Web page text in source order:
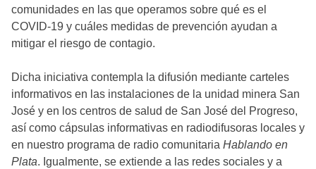
comunidades en las que operamos sobre qué es el
COVID-19 y cuáles medidas de prevención ayudan a
mitigar el riesgo de contagio.
Dicha iniciativa contempla la difusión mediante carteles
informativos en las instalaciones de la unidad minera San
José y en los centros de salud de San José del Progreso,
así como cápsulas informativas en radiodifusoras locales y
en nuestro programa de radio comunitaria Hablando en
Plata. Igualmente, se extiende a las redes sociales y a